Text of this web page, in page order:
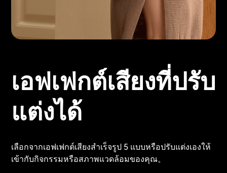
เอฟเฟกต์เสียงที่ปรับ
แต่งได้
เลือกจากเอฟเฟกต์เสียงสำเร็จรูป 5 แบบหรือปรับแต่งเองให้
เข้ากับกิจกรรมหรือสภาพแวดล้อมของคุณ。